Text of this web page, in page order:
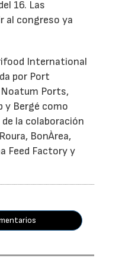
16. Las
al congreso ya
International
por Port
Ports,
y Bergé como
la colaboración
BonÀrea,
Feed Factory y